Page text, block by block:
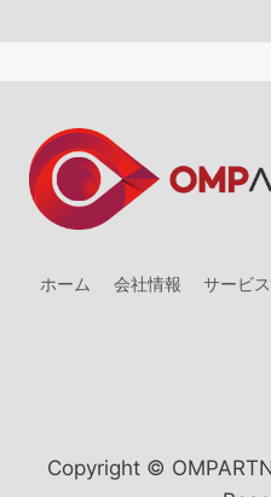
ホーム 会社情報 サービ
Copyright ©